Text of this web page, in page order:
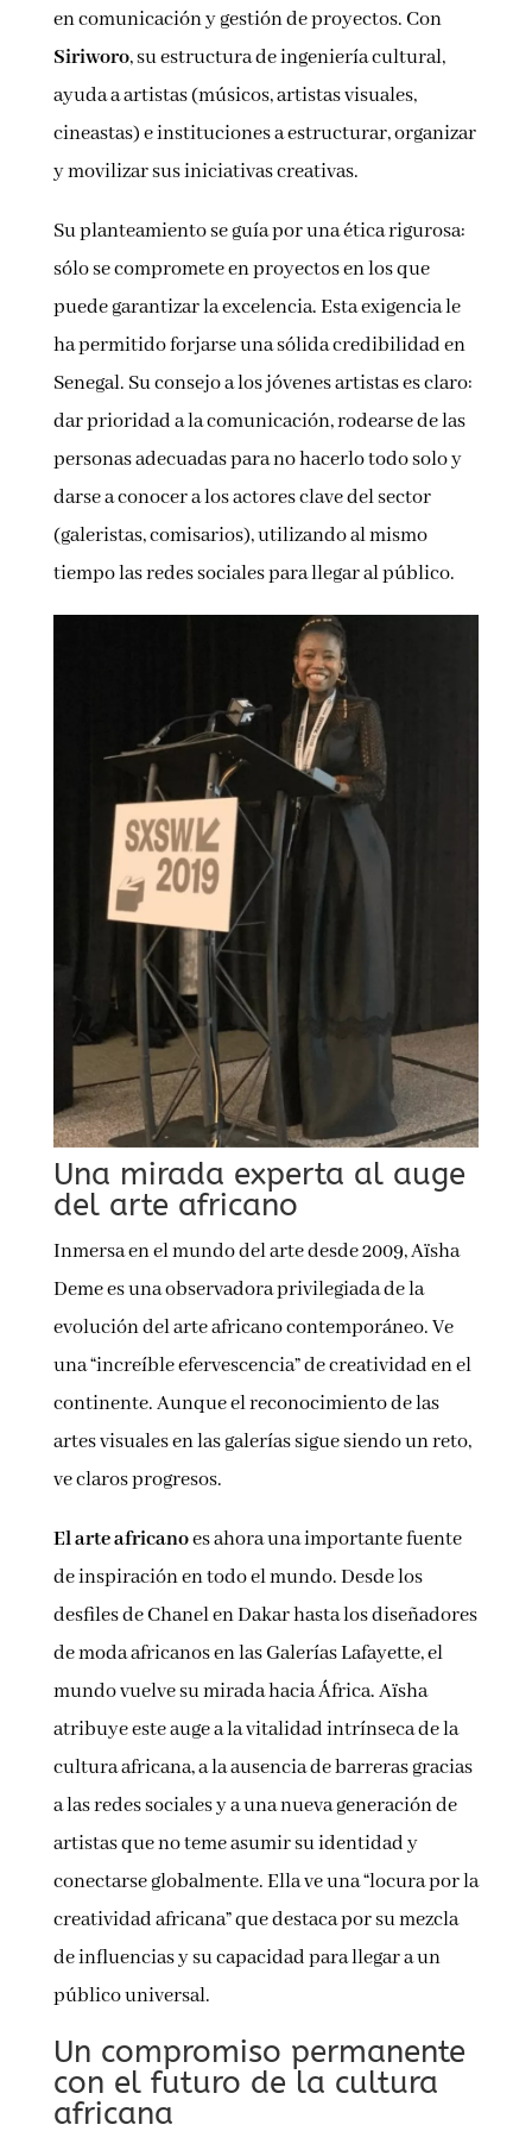
en comunicación y gestión de proyectos. Con
Siriworo, su estructura de ingeniería cultural,
ayuda a artistas (músicos, artistas visuales,
cineastas) e instituciones a estructurar, organizar
y movilizar sus iniciativas creativas.
Su planteamiento se guía por una ética rigurosa:
sólo se compromete en proyectos en los que
puede garantizar la excelencia. Esta exigencia le
ha permitido forjarse una sólida credibilidad en
Senegal. Su consejo a los jóvenes artistas es claro:
dar prioridad a la comunicación, rodearse de las
personas adecuadas para no hacerlo todo solo y
darse a conocer a los actores clave del sector
(galeristas, comisarios), utilizando al mismo
tiempo las redes sociales para llegar al público.
Una mirada experta al auge
del arte africano
Inmersa en el mundo del arte desde 2009, Aïsha
Deme es una observadora privilegiada de la
evolución del arte africano contemporáneo. Ve
una “increíble efervescencia” de creatividad en el
continente. Aunque el reconocimiento de las
artes visuales en las galerías sigue siendo un reto,
ve claros progresos.
El arte africanoes ahora una importante fuente
de inspiración en todo el mundo. Desde los
desfiles de Chanel en Dakar hasta los diseñadores
de moda africanos en las Galerías Lafayette, el
mundo vuelve su mirada hacia África. Aïsha
atribuye este auge a la vitalidad intrínseca de la
cultura africana, a la ausencia de barreras gracias
a las redes sociales y a una nueva generación de
artistas que no teme asumir su identidad y
conectarse globalmente. Ella ve una “locura por la
creatividad africana” que destaca por su mezcla
de influencias y su capacidad para llegar a un
público universal.
Un compromiso permanente
con el futuro de la cultura
africana